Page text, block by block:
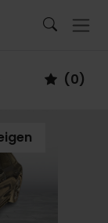
Vorheriges
(0)